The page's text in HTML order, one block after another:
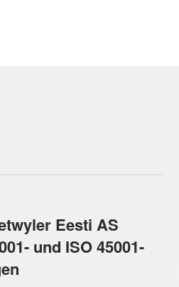
Eesti AS
und ISO 45001-